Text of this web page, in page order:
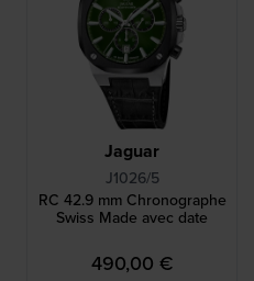
Jaguar
J1026/5
RC 42.9 mm Chronographe
Swiss Made avec date
490,00 €